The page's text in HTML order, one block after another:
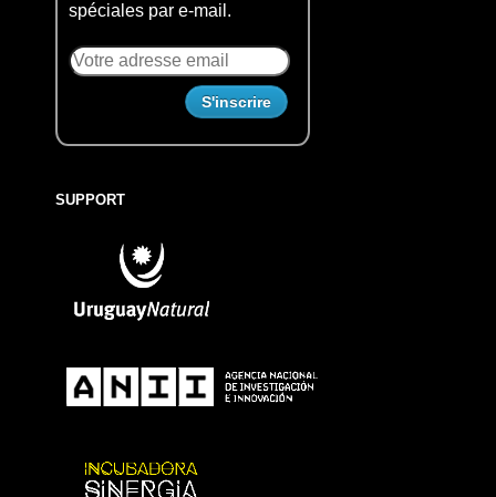
spéciales par e-mail.
SUPPORT